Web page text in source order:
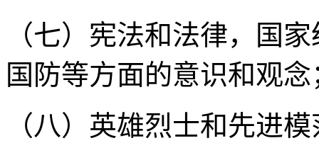
（七）宪法和法律，国
国防等方面的意识和观念
（八）英雄烈士和先进